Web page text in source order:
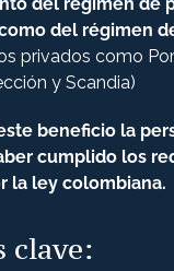
del régimen
privados como
y Scandia)
beneficio la
cumplido los
la ley colombiana.
clave: